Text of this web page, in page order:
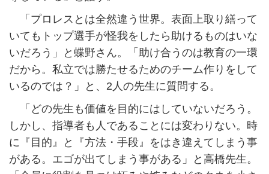
「プロレスとは全然違う世界。表面上取り繕って
いてもトップ選手が怪我をしたら助けるものはいな
いだろう」と蝶野さん。「助け合うのは教育の一環
だから。私立では勝たせるためのチーム作りをして
いるのでは？」と、2人の先生に質問する。
「どの先生も価値を目的にはしていないだろう。
しかし、指導者も人であることには変わりない。時
に『目的』と『方法・手段』をはき違えてしまう事
がある。エゴが出てしまう事がある」と高橋先生。